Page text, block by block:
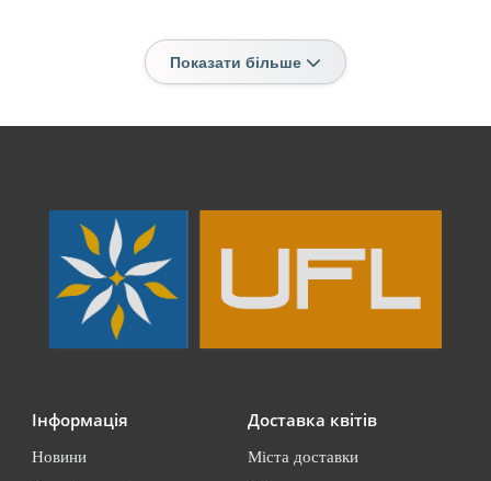
Показати більше
Інформація
Новини
Доставка квітів
Міста доставки